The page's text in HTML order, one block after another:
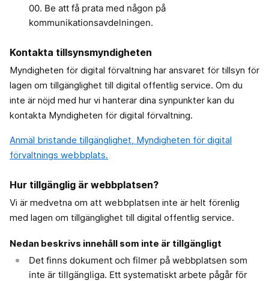
00. Be att få prata med någon på
kommunikationsavdelningen.
Kontakta tillsynsmyndigheten
Myndigheten för digital förvaltning har ansvaret för tillsyn för
lagen om tillgänglighet till digital offentlig service. Om du
inte är nöjd med hur vi hanterar dina synpunkter kan du
kontakta Myndigheten för digital förvaltning.
Anmäl bristande tillgänglighet, Myndigheten för digital
förvaltnings webbplats.
Hur tillgänglig är webbplatsen?
Vi är medvetna om att webbplatsen inte är helt förenlig
med lagen om tillgänglighet till digital offentlig service.
Nedan beskrivs innehåll som inte är tillgängligt
Det finns dokument och filmer på webbplatsen som
inte är tillgängliga. Ett systematiskt arbete pågår för